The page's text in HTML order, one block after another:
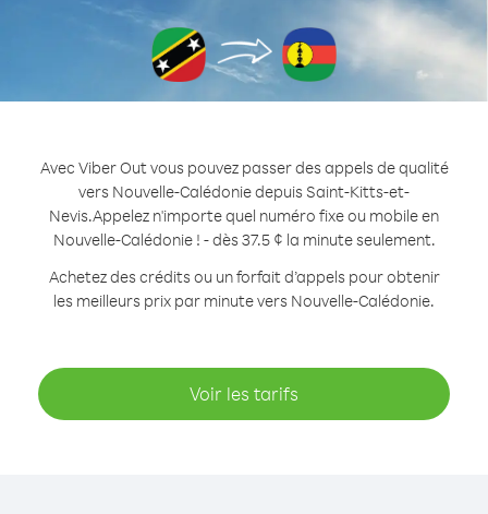
Avec Viber Out vous pouvez passer des appels de qualité
vers Nouvelle-Calédonie depuis Saint-Kitts-et-
Nevis.Appelez n'importe quel numéro fixe ou mobile en
Nouvelle-Calédonie ! - dès 37.5 ¢ la minute seulement.
Achetez des crédits ou un forfait d’appels pour obtenir
les meilleurs prix par minute vers Nouvelle-Calédonie.
Voir les tarifs